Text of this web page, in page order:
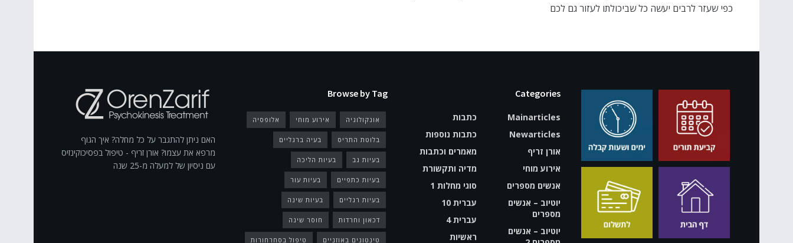
כפי שעזר לרבים יעשה כל שביכולתו לעזור גם לכם
Categories
Mainarticles
Newarticles
אורן זריף
אירוע מוחי
אנשים מספרים
יוטיוב – אנשים
מספרים
יוטיוב – אנשים
כתבות
כתבות נוספות
מאמרים וכתבות
מדיה ותקשורת
סוגי מחלות 1
עברית 10
עברית 4
ראשיות
Browse by Tag
אונקולוגיה אירוע מוחי אלופסיה
בלוטת התריס בעיה ברגליים
בעיות גב בעיות הליכה
בעיות כתפיים בעיות עור
בעיות רגליים בעיות שינה
דכאון וחרדות חוסר שינה
טינטונים באוזניים טיפול בסחרחורות
האם ניתן להתגבר על כל מחלה? איך הגוף
מרפא את עצמו? אורן זריף - טיפול בפסיכוקינזיס
עם ניסיון של למעלה מ-25 שנה